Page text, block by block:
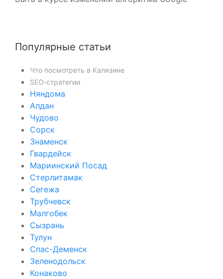
Популярные статьи
Что посмотреть в Калязине
SEO‑стратегии
Няндома
Алдан
Чудово
Сорск
Знаменск
Гвардейск
Мариинский Посад
Стерлитамак
Сегежа
Трубчевск
Малгобек
Сызрань
Тулун
Спас-Деменск
Зеленодольск
Конаково